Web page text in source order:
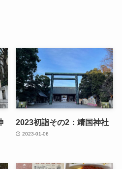
2023初詣その2：靖国神社
2023-01-06